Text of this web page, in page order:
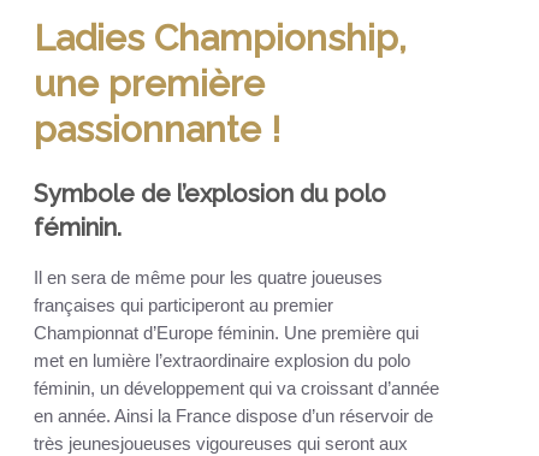
Ladies Championship,
une première
passionnante !
Symbole de l’explosion du polo
féminin.
Il en sera de même pour les quatre joueuses
françaises qui participeront au premier
Championnat d’Europe féminin. Une première qui
met en lumière l’extraordinaire explosion du polo
féminin, un développement qui va croissant d’année
en année. Ainsi la France dispose d’un réservoir de
très jeunesjoueuses vigoureuses qui seront aux